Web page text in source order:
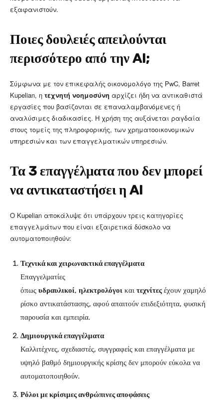
εξαφανιστούν.
Ποιες δουλειές απειλούνται
περισσότερο από την AI;
Σύμφωνα με τον επικεφαλής οικονομολόγο της PwC, Barret
Kupelian, η τεχνητή νοημοσύνη αρχίζει ήδη να αντικαθιστά
εργασίες που βασίζονται σε επαναλαμβανόμενες ή
αναλύσιμες διαδικασίες. Η χρήση της αυξάνεται ραγδαία
στους τομείς της πληροφορικής, των χρηματοοικονομικών
υπηρεσιών και των επαγγελματικών υπηρεσιών.
Τα 3 επαγγέλματα που δεν μπορεί
να αντικαταστήσει η AI
Ο Kupelian αποκάλυψε ότι υπάρχουν τρεις κατηγορίες
επαγγελμάτων που είναι εξαιρετικά δύσκολο να
αυτοματοποιηθούν:
Τεχνικά και χειρωνακτικά επαγγέλματα
Επαγγελματίες
όπως υδραυλικοί, ηλεκτρολόγοι και τεχνίτεςέχουν χαμηλό
ρίσκο αντικατάστασης, αφού απαιτούν επιδεξιότητα, φυσική
παρουσία και εμπειρία.
Δημιουργικά επαγγέλματα
Καλλιτέχνες, σχεδιαστές, συγγραφείς και επαγγέλματα με
υψηλό βαθμό δημιουργικής κρίσης δεν μπορούν εύκολα να
αυτοματοποιηθούν.
Ρόλοι με κρίσιμες ανθρώπινες αποφάσεις